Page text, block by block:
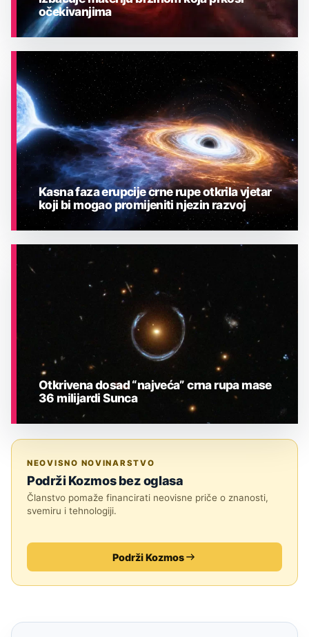
ASTRONOMIJA
očekivanjima
ASTRONOMIJA
Kasna faza erupcije crne rupe otkrila vjetar
koji bi mogao promijeniti njezin razvoj
Otkrivena dosad “najveća” crna rupa mase
36 milijardi Sunca
NEOVISNO NOVINARSTVO
Podrži Kozmos bez oglasa
Članstvo pomaže financirati neovisne priče o znanosti,
svemiru i tehnologiji.
Podrži Kozmos